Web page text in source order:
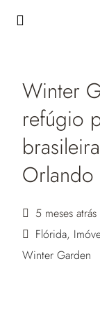
Winter
refúgio
Orlando
5 meses atrás
Flórida,
Winter Garden